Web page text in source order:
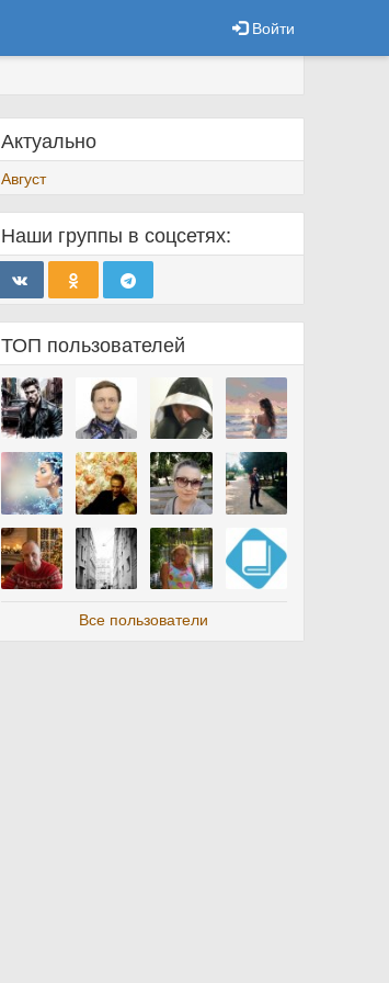
Войти
Актуально
Август
Наши группы в соцсетях:
ТОП пользователей
Все пользователи